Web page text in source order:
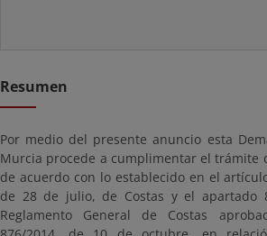
Resumen
Por medio del presente anuncio esta
Murcia procede a cumplimentar el trámite
de acuerdo con lo establecido en el
de 28 de julio, de Costas y el apartado
Reglamento General de Costas